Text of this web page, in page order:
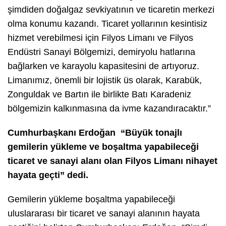
şimdiden doğalgaz sevkiyatının ve ticaretin merkezi
olma konumu kazandı. Ticaret yollarının kesintisiz
hizmet verebilmesi için Filyos Limanı ve Filyos
Endüstri Sanayi Bölgemizi, demiryolu hatlarına
bağlarken ve karayolu kapasitesini de artıyoruz.
Limanımız, önemli bir lojistik üs olarak, Karabük,
Zonguldak ve Bartın ile birlikte Batı Karadeniz
bölgemizin kalkınmasına da ivme kazandıracaktır.”
Cumhurbaşkanı Erdoğan “Büyük tonajlı
gemilerin yükleme ve boşaltma yapabileceği
ticaret ve sanayi alanı olan Filyos Limanı nihayet
hayata geçti” dedi.
Gemilerin yükleme boşaltma yapabileceği
uluslararası bir ticaret ve sanayi alanının hayata